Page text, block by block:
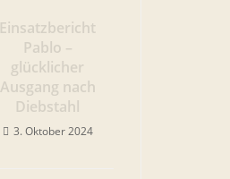
Einsatzbericht
Pablo –
glücklicher
Ausgang nach
Diebstahl
3. Oktober 2024